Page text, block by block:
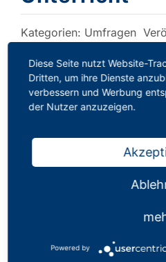
Kategorien: Umfragen
KI-Nutzung hat sich
mehr als verdoppelt
gleichermaßen
Landesregierung
zur Nutzung liefern
Düsseldorf, 25. Januar
und Gesamtschulen in
Diese Seite nutzt Website-
Dritten, um ihre Dienste
verbessern und Werbung
der Nutzer anzuzeigen.
Powered by